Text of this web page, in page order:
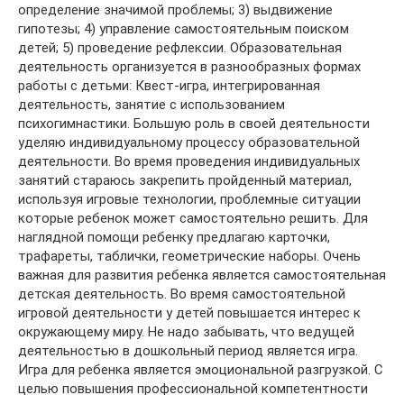
определение значимой проблемы; 3) выдвижение
гипотезы; 4) управление самостоятельным поиском
детей; 5) проведение рефлексии. Образовательная
деятельность организуется в разнообразных формах
работы с детьми: Квест-игра, интегрированная
деятельность, занятие с использованием
психогимнастики. Большую роль в своей деятельности
уделяю индивидуальному процессу образовательной
деятельности. Во время проведения индивидуальных
занятий стараюсь закрепить пройденный материал,
используя игровые технологии, проблемные ситуации
которые ребенок может самостоятельно решить. Для
наглядной помощи ребенку предлагаю карточки,
трафареты, таблички, геометрические наборы. Очень
важная для развития ребенка является самостоятельная
детская деятельность. Во время самостоятельной
игровой деятельности у детей повышается интерес к
окружающему миру. Не надо забывать, что ведущей
деятельностью в дошкольный период является игра.
Игра для ребенка является эмоциональной разгрузкой. С
целью повышения профессиональной компетентности